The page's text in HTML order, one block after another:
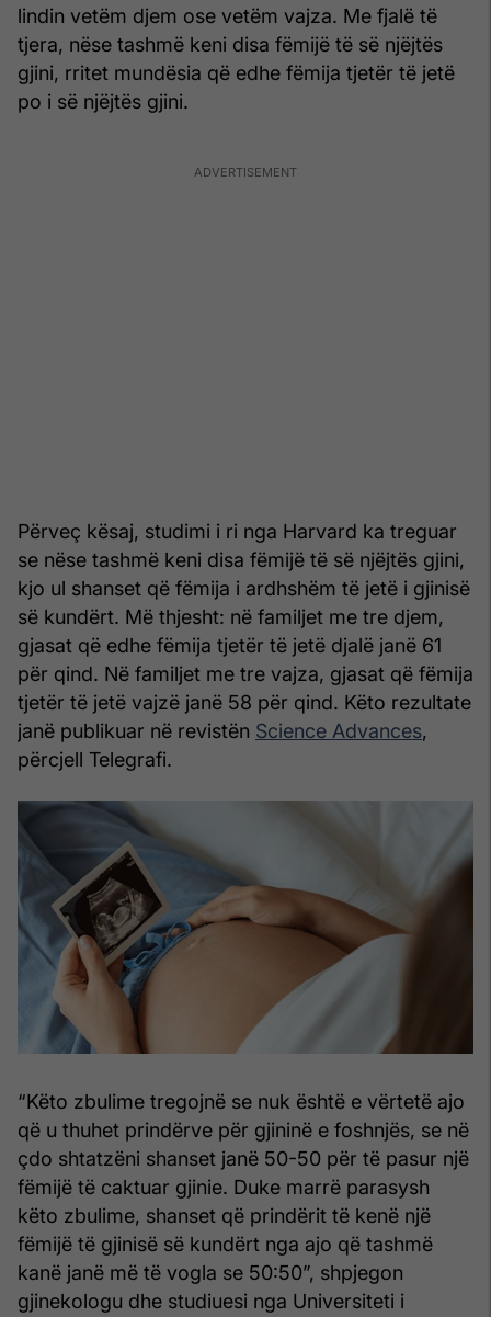
lindin vetëm djem ose vetëm vajza. Me fjalë të
tjera, nëse tashmë keni disa fëmijë të së njëjtës
gjini, rritet mundësia që edhe fëmija tjetër të jetë
po i së njëjtës gjini.
Përveç kësaj, studimi i ri nga Harvard ka treguar
se nëse tashmë keni disa fëmijë të së njëjtës gjini,
kjo ul shanset që fëmija i ardhshëm të jetë i gjinisë
së kundërt. Më thjesht: në familjet me tre djem,
gjasat që edhe fëmija tjetër të jetë djalë janë 61
për qind. Në familjet me tre vajza, gjasat që fëmija
tjetër të jetë vajzë janë 58 për qind. Këto rezultate
janë publikuar në revistën Science Advances,
përcjell Telegrafi.
“Këto zbulime tregojnë se nuk është e vërtetë ajo
që u thuhet prindërve për gjininë e foshnjës, se në
çdo shtatzëni shanset janë 50-50 për të pasur një
fëmijë të caktuar gjinie. Duke marrë parasysh
këto zbulime, shanset që prindërit të kenë një
fëmijë të gjinisë së kundërt nga ajo që tashmë
kanë janë më të vogla se 50:50”, shpjegon
gjinekologu dhe studiuesi nga Universiteti i